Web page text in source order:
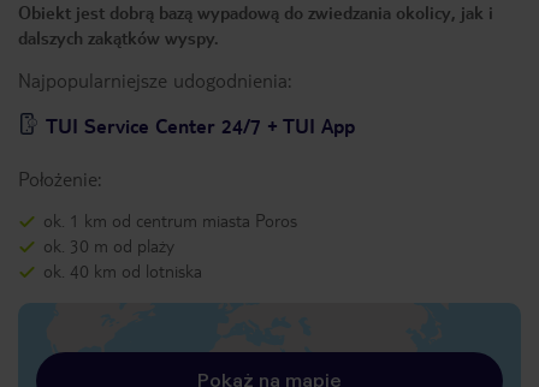
Obiekt jest dobrą bazą wypadową do zwiedzania okolicy, jak i
dalszych zakątków wyspy.
Najpopularniejsze udogodnienia:
TUI Service Center 24/7 + TUI App
Położenie:
ok. 1 km od centrum miasta Poros
ok. 30 m od plaży
ok. 40 km od lotniska
Pokaż na mapie